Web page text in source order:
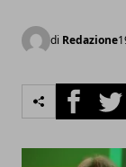
di Redazione
Facebook